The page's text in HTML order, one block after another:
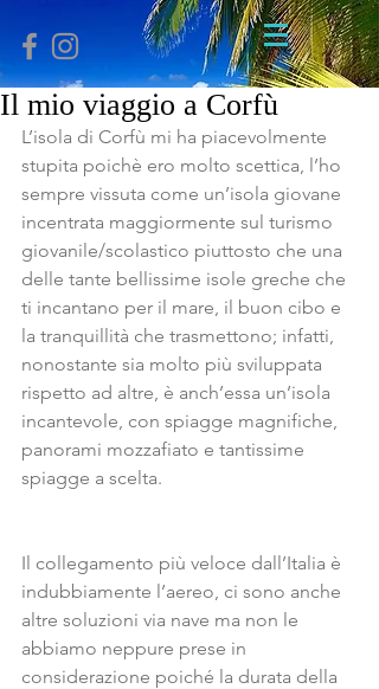
Il mio viaggio a Corfù
L’isola di Corfù mi ha piacevolmente
stupita poichè ero molto scettica, l’ho
sempre vissuta come un’isola giovane
incentrata maggiormente sul turismo
giovanile/scolastico piuttosto che una
delle tante bellissime isole greche che
ti incantano per il mare, il buon cibo e
la tranquillità che trasmettono; infatti,
nonostante sia molto più sviluppata
rispetto ad altre, è anch’essa un’isola
incantevole, con spiagge magnifiche,
panorami mozzafiato e tantissime
spiagge a scelta.
Il collegamento più veloce dall’Italia è
indubbiamente l’aereo, ci sono anche
altre soluzioni via nave ma non le
abbiamo neppure prese in
considerazione poiché la durata della